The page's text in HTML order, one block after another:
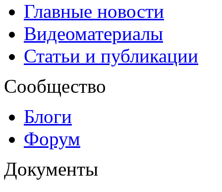
Главные новости
Видеоматериалы
Статьи и публикации
Сообщество
Блоги
Форум
Документы